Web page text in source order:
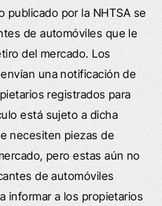
publicado por la NHTSA se
de automóviles que le
del mercado. Los
una notificación de
registrados para
está sujeto a dicha
necesiten piezas de
pero estas aún no
de automóviles
informar a los propietarios